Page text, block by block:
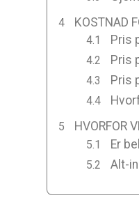
KOSTNAD
Pris
Pris
Pris
HVORFOR
Er
Alt-